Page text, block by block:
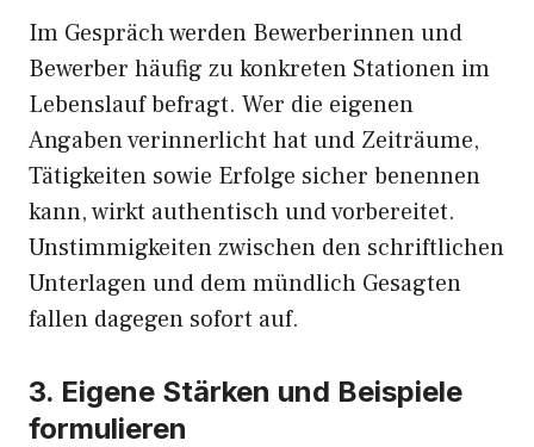
Im Gespräch werden Bewerberinnen und
Bewerber häufig zu konkreten Stationen im
Lebenslauf befragt. Wer die eigenen
Angaben verinnerlicht hat und Zeiträume,
Tätigkeiten sowie Erfolge sicher benennen
kann, wirkt authentisch und vorbereitet.
Unstimmigkeiten zwischen den schriftlichen
Unterlagen und dem mündlich Gesagten
fallen dagegen sofort auf.
3. Eigene Stärken und Beispiele
formulieren